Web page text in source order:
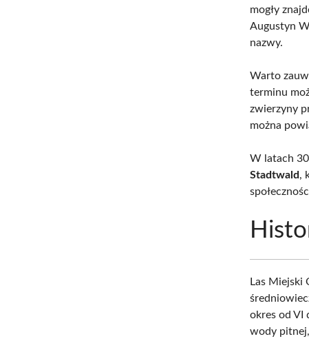
mogły
Augustyn
nazwy.
Warto
terminu
zwierzyny
można
W latach
Stadtwald,
Las Miejski
okres od VI
wody